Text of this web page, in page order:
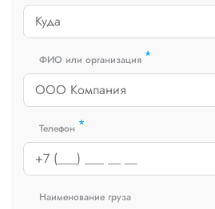
ФИО или организация *
Телефон *
Наименование груза